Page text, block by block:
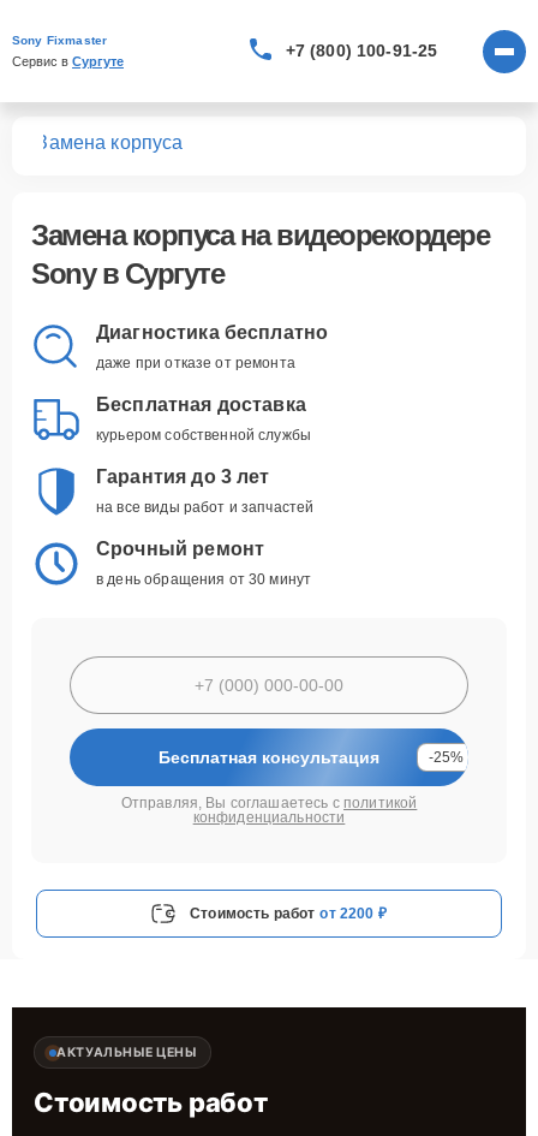
Sony Fixmaster
Сервис в Сургуте
+7 (800) 100-91-25
Замена корпуса
Замена корпусана видеорекордере
Sony в Сургуте
Диагностика бесплатно
даже при отказе от ремонта
Бесплатная доставка
курьером собственной службы
Гарантия до 3 лет
на все виды работ и запчастей
Срочный ремонт
в день обращения от 30 минут
Бесплатная консультация -25%
Отправляя, Вы соглашаетесь с политикой
конфиденциальности
Стоимость работ от 2200 ₽
АКТУАЛЬНЫЕ ЦЕНЫ
Стоимость работ